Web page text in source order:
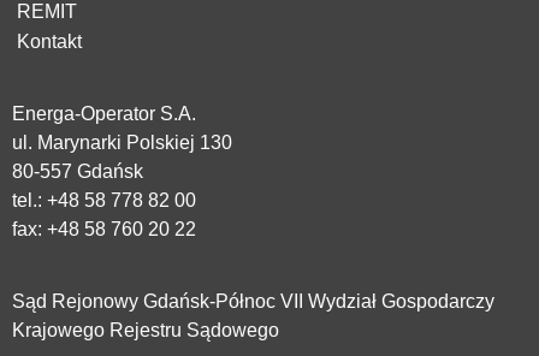
REMIT
Kontakt
Energa-Operator S.A.
ul. Marynarki Polskiej 130
80-557 Gdańsk
tel.: +48 58 778 82 00
fax: +48 58 760 20 22
Sąd Rejonowy Gdańsk-Północ VII Wydział Gospodarczy
Krajowego Rejestru Sądowego